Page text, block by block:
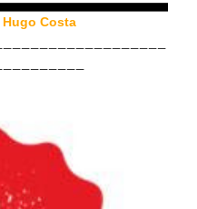
Hugo Costa